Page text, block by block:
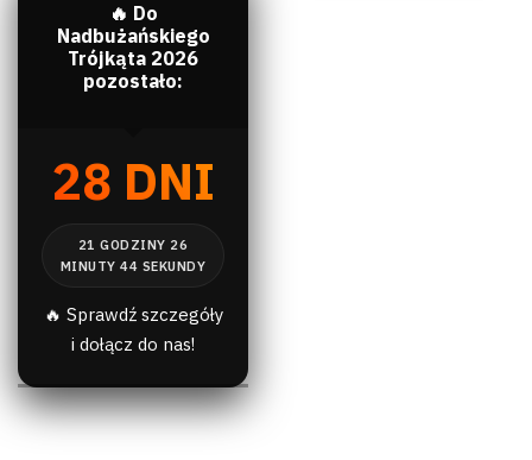
🔥 Do
Nadbużańskiego
Trójkąta 2026
pozostało:
28 DNI
🔥 Sprawdź szczegóły
i dołącz do nas!